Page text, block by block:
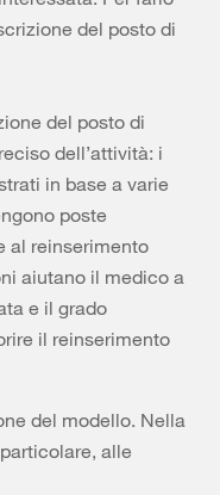
del posto di
del posto di
dell’attività: i
in base a varie
poste
al reinserimento
aiutano il medico a
e il grado
il reinserimento
del modello. Nella
alle